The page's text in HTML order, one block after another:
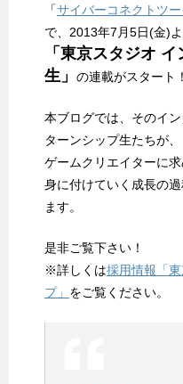
「サイバーコネクトツ
で、2013年7月5日(金)よ
「東京スタジオ
生」
の連載がスタート
本ブログでは、そのイ
ターンシップ生たちが、
ゲームクリエイターに
身に付けていく成長の
ます。
是非ご覧下さい！
※詳しくは採用情報「
プ」 をご覧ください。